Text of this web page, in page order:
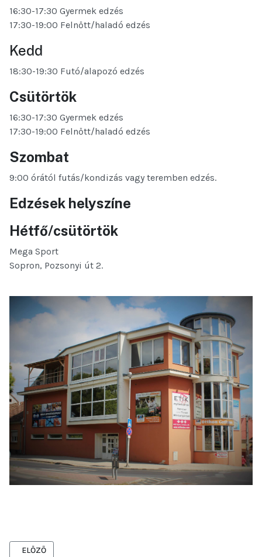
16:30-17:30 Gyermek edzés
17:30-19:00 Felnőtt/haladó edzés
Kedd
18:30-19:30 Futó/alapozó edzés
Csütörtök
16:30-17:30 Gyermek edzés
17:30-19:00 Felnőtt/haladó edzés
Szombat
9:00 órától futás/kondizás vagy teremben edzés.
Edzések helyszíne
Hétfő/csütörtök
Mega Sport
Sopron, Pozsonyi út 2.
ELŐZŐ CIKK: GDPR, ADATKEZELÉS
ELŐZŐ